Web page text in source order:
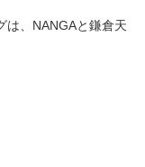
は、NANGAと鎌倉天